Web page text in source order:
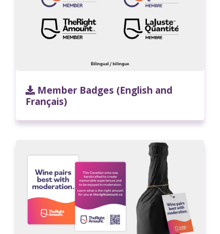
Member Badges (English and
Français)